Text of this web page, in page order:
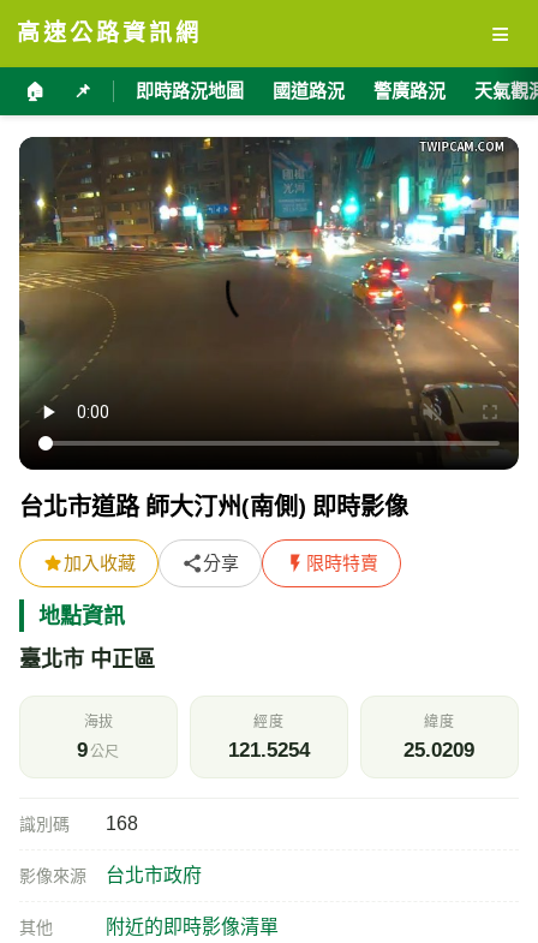
高速公路資訊網 ≡
🏠 📌 即時路況地圖 國道路況 警廣路況 天氣觀
台北市道路 師大汀州(南側) 即時影像
加入收藏 分享 限時特賣
地點資訊
臺北市 中正區
海拔
9公尺
經度
121.5254
緯度
25.0209
識別碼 168
影像來源 台北市政府
其他 附近的即時影像清單